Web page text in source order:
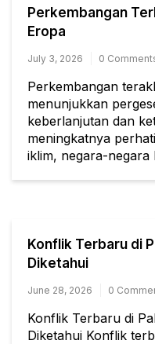
Perkembangan
Eropa
July 3, 2026 0
Perkembangan
menunjukkan
keberlanjutan dan
meningkatnya
iklim, negara-negara
Konflik Terbaru di
Diketahui
June 28, 2026 0
Konflik Terbaru di
Diketahui Konflik